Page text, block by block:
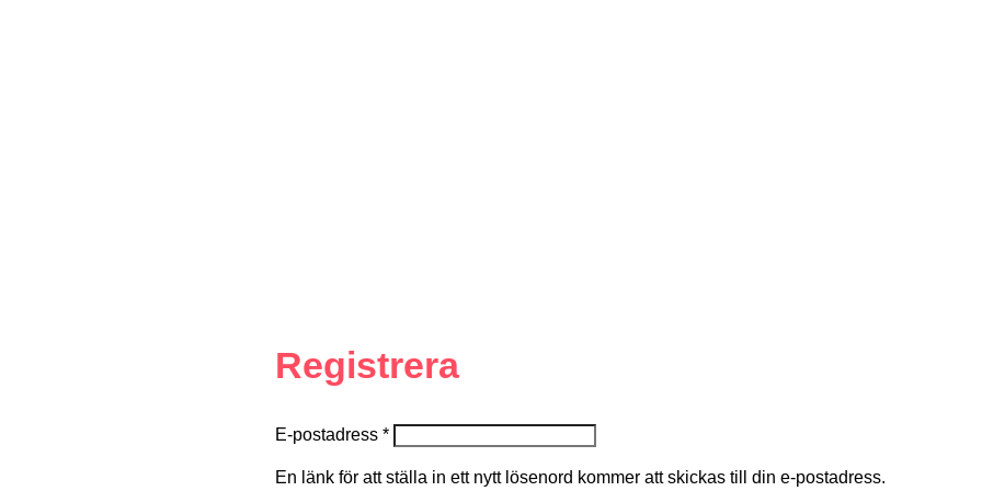
Registrera
E-postadress *
En länk för att ställa in ett nytt lösenord kommer att skickas till din e-postadress.